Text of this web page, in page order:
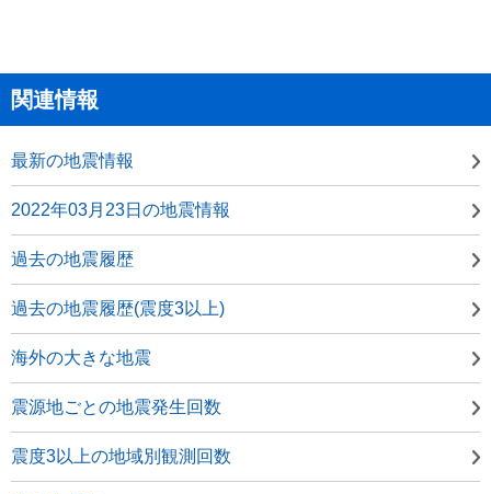
関連情報
最新の地震情報
2022年03月23日の地震情報
過去の地震履歴
過去の地震履歴(震度3以上)
海外の大きな地震
震源地ごとの地震発生回数
震度3以上の地域別観測回数